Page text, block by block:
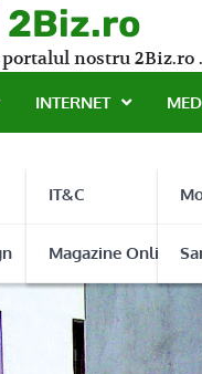
nostru
INTERNET
IT&C
Magazine Online